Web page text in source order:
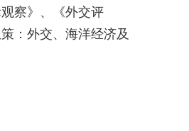
察》、《外交评
：外交、海洋经济及